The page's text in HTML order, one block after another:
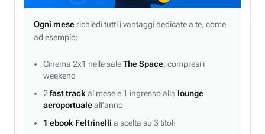
Ogni mese richiedi tutti i vantaggi dedicate a te, come
ad esempio:
Cinema 2x1 nelle saleThe Space, compresi i
weekend
2 fast track al mese e 1 ingresso alla lounge
aeroportualeall’anno
1 ebook Feltrinelli a scelta su 3 titoli